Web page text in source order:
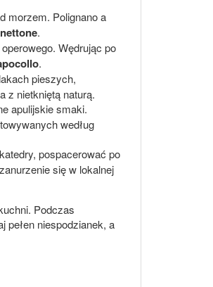
morzem. Polignano a
.
Wędrując po
.
pieszych,
z nietkniętą naturą.
apulijskie smaki.
według
pospacerować po
się w lokalnej
Podczas
niespodzianek, a